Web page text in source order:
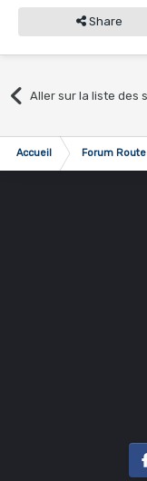
Share
Aller sur la liste des
Accueil Forum Route